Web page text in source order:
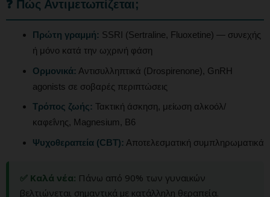
❓ Πώς Αντιμετωπίζεται;
Πρώτη γραμμή: SSRI (Sertraline, Fluoxetine) — συνεχής
ή μόνο κατά την ωχρινή φάση
Ορμονικά: Αντισυλληπτικά (Drospirenone), GnRH
agonists σε σοβαρές περιπτώσεις
Τρόπος ζωής: Τακτική άσκηση, μείωση αλκοόλ/
καφεΐνης, Magnesium, B6
Ψυχοθεραπεία (CBT): Αποτελεσματική συμπληρωματικά
✅ Καλά νέα: Πάνω από 90% των γυναικών
βελτιώνεται σημαντικά με κατάλληλη θεραπεία.